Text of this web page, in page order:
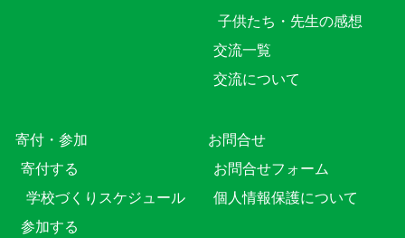
子供たち・先生の感想
交流一覧
交流について
寄付・参加
寄付する
学校づくりスケジュール
参加する
お問合せ
お問合せフォーム
個人情報保護について